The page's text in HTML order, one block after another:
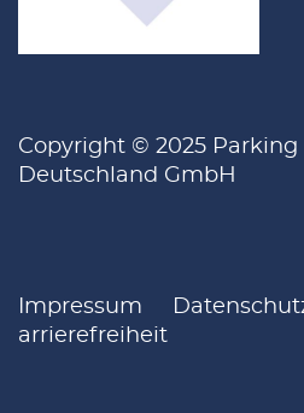
Copyright © 2025 Parking
Deutschland GmbH
Impressum
arrierefreiheit